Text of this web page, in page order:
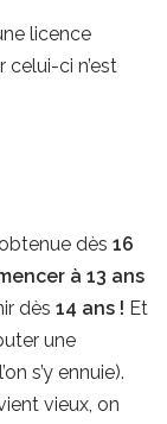
licence
ci n’est
dès16
à 13 ans
dès 14 ans ! Et
une
s’y ennuie).
vieux, on